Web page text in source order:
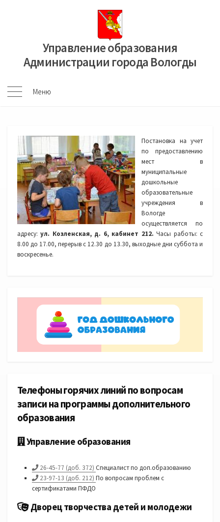
Управление образования
Администрации города Вологды
Меню
Меню
Постановка на учет
по предоставлению
мест в
муниципальные
дошкольные
образовательные
учреждения в
Вологде
осуществляется по
адресу:ул. Козленская, д. 6, кабинет 212. Часы работы: с
8.00 до 17.00, перерыв с 12.30 до 13.30, выходные дни суббота и
воскресенье.
Телефоны горячих линий по вопросам
записи на программы дополнительного
образования
Управление образования
26-45-77 (доб. 372) Специалист по доп.образованию
23-97-13 (доб. 212) По вопросам проблем с
сертификатами ПФДО
Дворец творчества детей и молодежи